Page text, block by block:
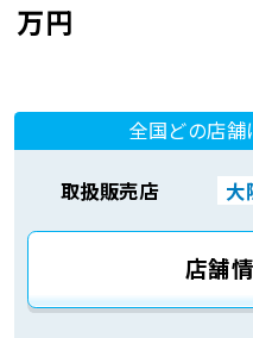
万円
全国どの店
取扱販売店 大
店舗